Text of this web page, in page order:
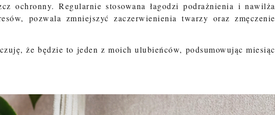
ochronny. Regularnie stosowana łagodzi podrażnienia i nawilża
pozwala zmniejszyć zaczerwienienia twarzy oraz zmęczenie
że będzie to jeden z moich ulubieńców, podsumowując miesiąc